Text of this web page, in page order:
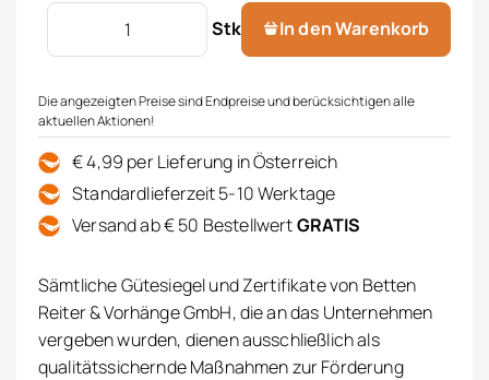
Stk
VOSSEN Handtuch Vegan Life Menge
In den Warenkorb
Die angezeigten Preise sind Endpreise und berücksichtigen alle
aktuellen Aktionen!
€ 4,99 per Lieferung in Österreich
Standardlieferzeit 5-10 Werktage
Versand ab € 50 BestellwertGRATIS
Sämtliche Gütesiegel und Zertifikate von Betten
Reiter & Vorhänge GmbH, die an das Unternehmen
vergeben wurden, dienen ausschließlich als
qualitätssichernde Maßnahmen zur Förderung